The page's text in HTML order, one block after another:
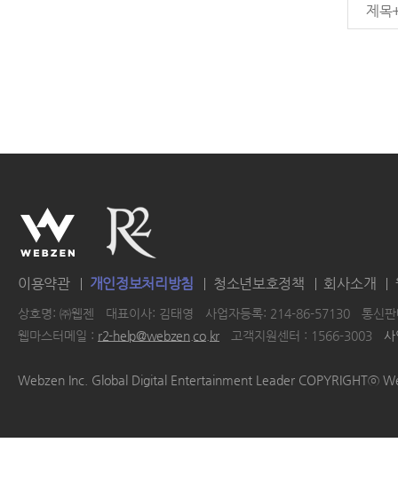
제목
이용약관 개인정보처리방침 청소년보호정책 회사소개
상호명: ㈜웹젠 대표이사: 김태영 사업자등록: 214-86-57130
통신
웹마스터메일 : r2-help@webzen.co.kr 고객지원센터 : 1566-3003
Webzen Inc. Global Digital Entertainment Leader COPYRIGHTⓒ